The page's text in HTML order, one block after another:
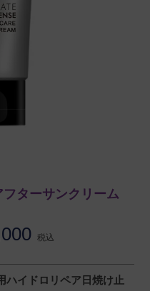
ターサンクリーム
税込
ハイドロリペア日焼け止